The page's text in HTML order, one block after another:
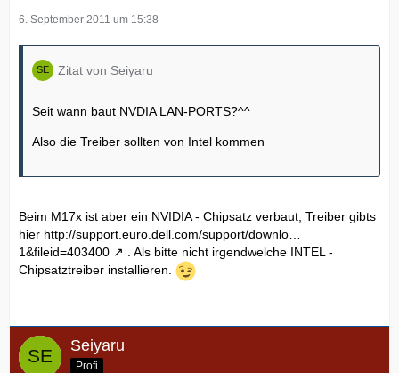
6. September 2011 um 15:38
Zitat von Seiyaru
Seit wann baut NVDIA LAN-PORTS?^^
Also die Treiber sollten von Intel kommen
Beim M17x ist aber ein NVIDIA - Chipsatz verbaut, Treiber gibts
hier http://support.euro.dell.com/support/downlo…
1&fileid=403400
. Als bitte nicht irgendwelche INTEL -
Chipsatztreiber installieren.
Seiyaru
Profi